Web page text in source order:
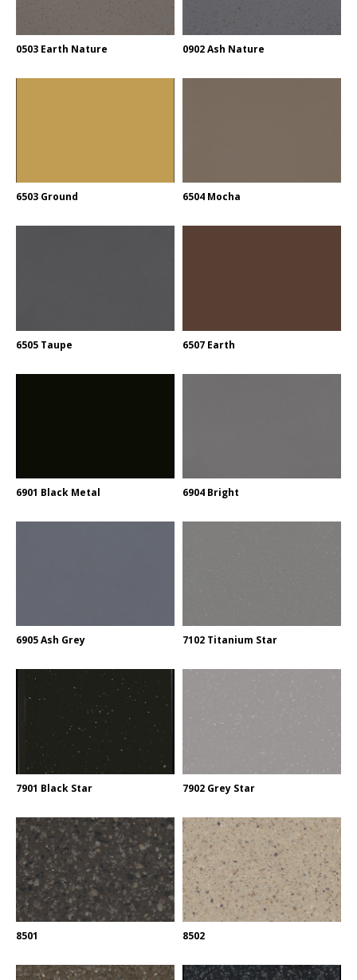
0503 Earth Nature 0902 Ash Nature
6503 Ground 6504 Mocha
6505 Taupe 6507 Earth
6901 Black Metal 6904 Bright
6905 Ash Grey 7102 Titanium Star
7901 Black Star 7902 Grey Star
8501 8502